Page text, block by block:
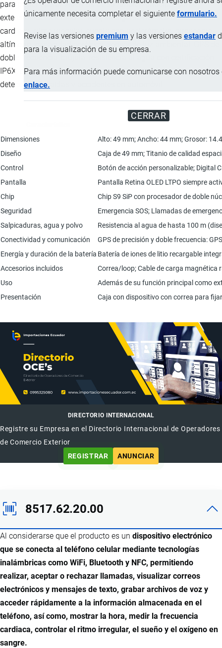
únicamente necesita completar el siguiente formulario.
Revise las versiones premium y las versiones estandar
para la visualización de su empresa.
Para más información puede comunicarse con nosotros
enlace.
CERRAR
para poder operar. Además de su función principal como
extensión del teléfono, el reloj inteligente notifica la frecuencia
cardíaca, ritmo irregular, cuenta con acelerómetro, giroscopio,
altímetro, capacidad aeróbica, sensor de luz ambiental, GPS de
doble frecuencia, brújula, resistencia al agua con certificación
IP6X, certificación militar MIL-STD 810, y características como
detección de caídas y accidentes en automóvil.
Dimensiones
Alto: 49 mm; Ancho: 44 mm; Grosor:
Diseño
Caja de 49 mm; Titanio de calidad
Control
Botón de acción personalizable; Digital
Pantalla
Pantalla Retina OLED LTPO siempre
Chip
Chip S9 SiP con procesador de doble
Seguridad
Emergencia SOS; Llamadas de
Salpicaduras, agua y polvo
Resistencia al agua de hasta 100 m
Conectividad y comunicación
GPS de precisión y doble frecuencia:
Energía y duración de la batería Batería de iones de litio recargable
Accesorios incluidos
Correa/loop; Cable de carga magnética
Uso
Además de su función principal como
Presentación
Caja con dispositivo con correa para
DIRECTORIO INTERNACIONAL
Registre su Empresa en el Directorio Internacional de Operadores
de Comercio Exterior
REGISTRAR
ANUNCIAR
8517.62.20.00
Al considerarse que el producto es un dispositivo electrónico
que se conecta al teléfono celular mediante tecnologías
inalámbricas como WiFi, Bluetooth y NFC, permitiendo
realizar, aceptar o rechazar llamadas, visualizar correos
electrónicos y mensajes de texto, grabar archivos de voz y
acceder rápidamente a la información almacenada en el
teléfono, así como, mostrar la hora, medir la frecuencia
cardiaca, controlar el ritmo irregular, el sueño y el oxígeno en
sangre.